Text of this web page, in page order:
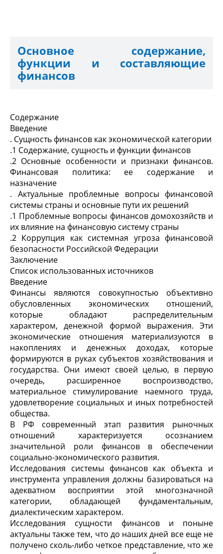
Основное содержание,
функции и составляющие
финансов
Содержание
Введение
. Сущность финансов как экономической категории
.1 Содержание, сущность и функции финансов
.2 Основные особенности и признаки финансов.
Финансовая политика: ее содержание и
назначение
. Актуальные проблемные вопросы финансовой
системы страны и основные пути их решений
.1 Проблемные вопросы финансов домохозяйств и
их влияние на финансовую систему страны
.2 Коррупция как системная угроза финансовой
безопасности Российской Федерации
Заключение
Список использованных источников
Введение
Финансы являются совокупностью объективно
обусловленных экономических отношений,
которые обладают распределительным
характером, денежной формой выражения. Эти
экономические отношения материализуются в
накоплениях и денежных доходах, которые
формируются в руках субъектов хозяйствования и
государства. Они имеют своей целью, в первую
очередь, расширенное воспроизводство,
материальное стимулирование наемного труда,
удовлетворение социальных и иных потребностей
общества.
В РФ современный этап развития рыночных
отношений характеризуется осознанием
значительной роли финансов в обеспечении
социально-экономического развития.
Исследования системы финансов как объекта и
инструмента управления должны базироваться на
адекватном восприятии этой многозначной
категории, обладающей фундаментальным,
диалектическим характером.
Исследования сущности финансов и поныне
актуальны также тем, что до наших дней все еще не
получено сколь-либо четкое представление, что же